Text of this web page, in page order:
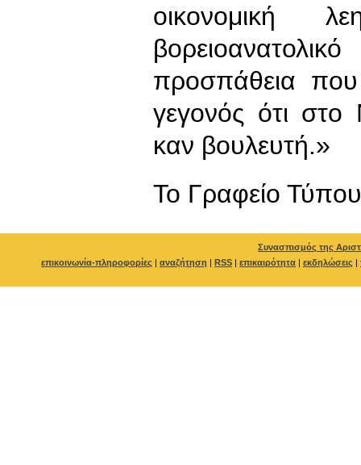
οικονομική
προσπάθεια
γεγονός ότι στο
καν βουλευτή.»
To Γραφείο Τύπου
Συνασπισμός της
επικοινωνία-πληροφορίες | αναζήτηση | RSS | επικαιρότητα | εκδηλώσεις |